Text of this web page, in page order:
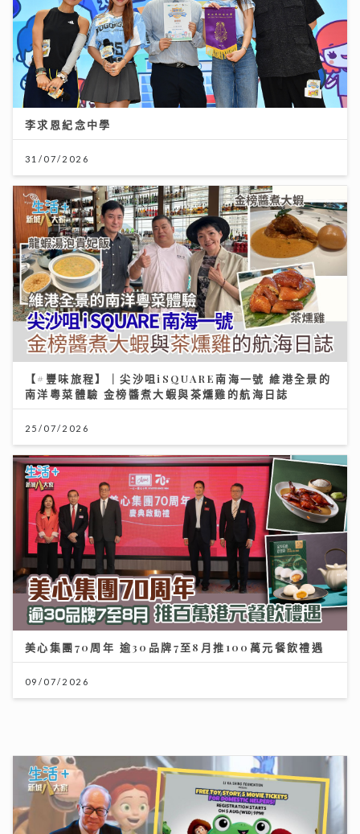
李求恩紀念中學
31/07/2026
【#豐味旅程】｜尖沙咀iSQUARE南海一號 維港全景的
南洋粵菜體驗 金榜醬煮大蝦與茶燻雞的航海日誌
25/07/2026
美心集團70周年 逾30品牌7至8月推100萬元餐飲禮遇
09/07/2026